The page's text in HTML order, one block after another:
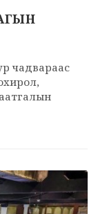
чадвараас